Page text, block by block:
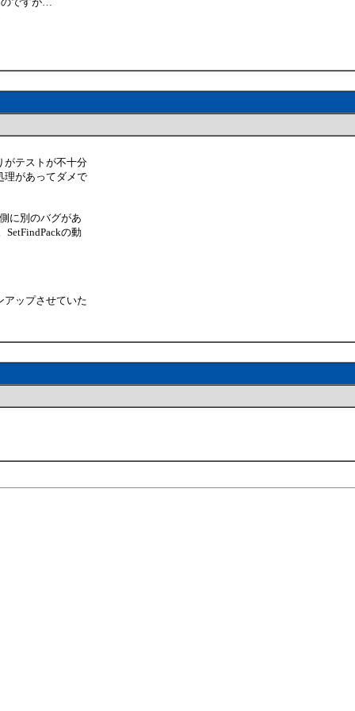
がテストが不十分
理があってダメで
に別のバグがあ
SetFindPackの動
ップさせていた